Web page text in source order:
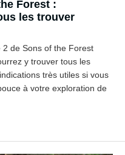
Forest :
les trouver
de Sons of the Forest
y trouver tous les
très utiles si vous
à votre exploration de